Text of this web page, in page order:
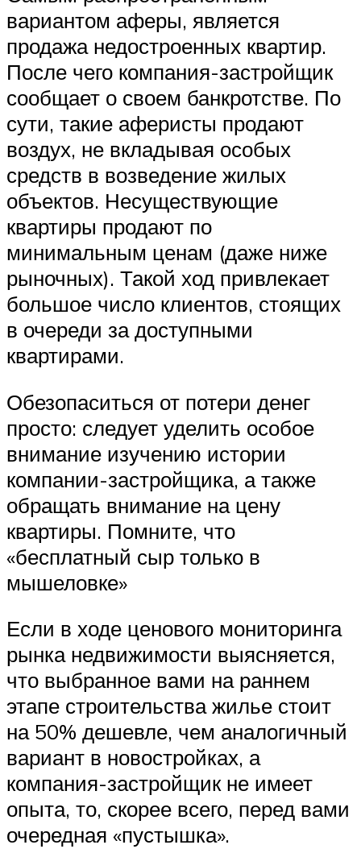
вариантом аферы, является
продажа недостроенных квартир.
После чего компания-застройщик
сообщает о своем банкротстве. По
сути, такие аферисты продают
воздух, не вкладывая особых
средств в возведение жилых
объектов. Несуществующие
квартиры продают по
минимальным ценам (даже ниже
рыночных). Такой ход привлекает
большое число клиентов, стоящих
в очереди за доступными
квартирами.
Обезопаситься от потери денег
просто: следует уделить особое
внимание изучению истории
компании-застройщика, а также
обращать внимание на цену
квартиры. Помните, что
«бесплатный сыр только в
мышеловке»
Если в ходе ценового мониторинга
рынка недвижимости выясняется,
что выбранное вами на раннем
этапе строительства жилье стоит
на 50% дешевле, чем аналогичный
вариант в новостройках, а
компания-застройщик не имеет
опыта, то, скорее всего, перед вами
очередная «пустышка».